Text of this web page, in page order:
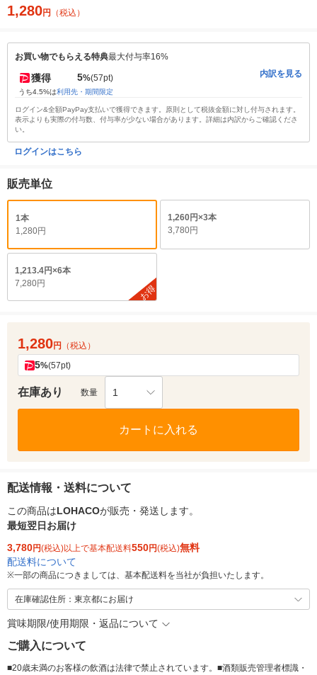
1,280円 （税込）
お買い物でもらえる特典最大付与率16%
獲得 5%(57pt)
うち4.5%は利用先・期間限定
内訳を見る
ログイン&全額PayPay支払いで獲得できます。原則として税抜金額に対し付与されます。
表示よりも実際の付与数、付与率が少ない場合があります。詳細は内訳からご確認くださ
い。
ログインはこちら
販売単位
1本
1,280円
1,260円×3本
3,780円
1,213.4円×6本
7,280円
お得
1,280円 （税込）
5%(57pt)
在庫あり 数量 1
カートに入れる
配送情報・送料について
この商品はLOHACOが販売・発送します。
最短翌日お届け
3,780円(税込)以上で基本配送料550円(税込)無料
配送料について
※一部の商品につきましては、基本配送料を当社が負担いたします。
在庫確認住所：東京都にお届け
賞味期限/使用期限・返品について
ご購入について
■20歳未満のお客様の飲酒は法律で禁止されています。■酒類販売管理者標識・